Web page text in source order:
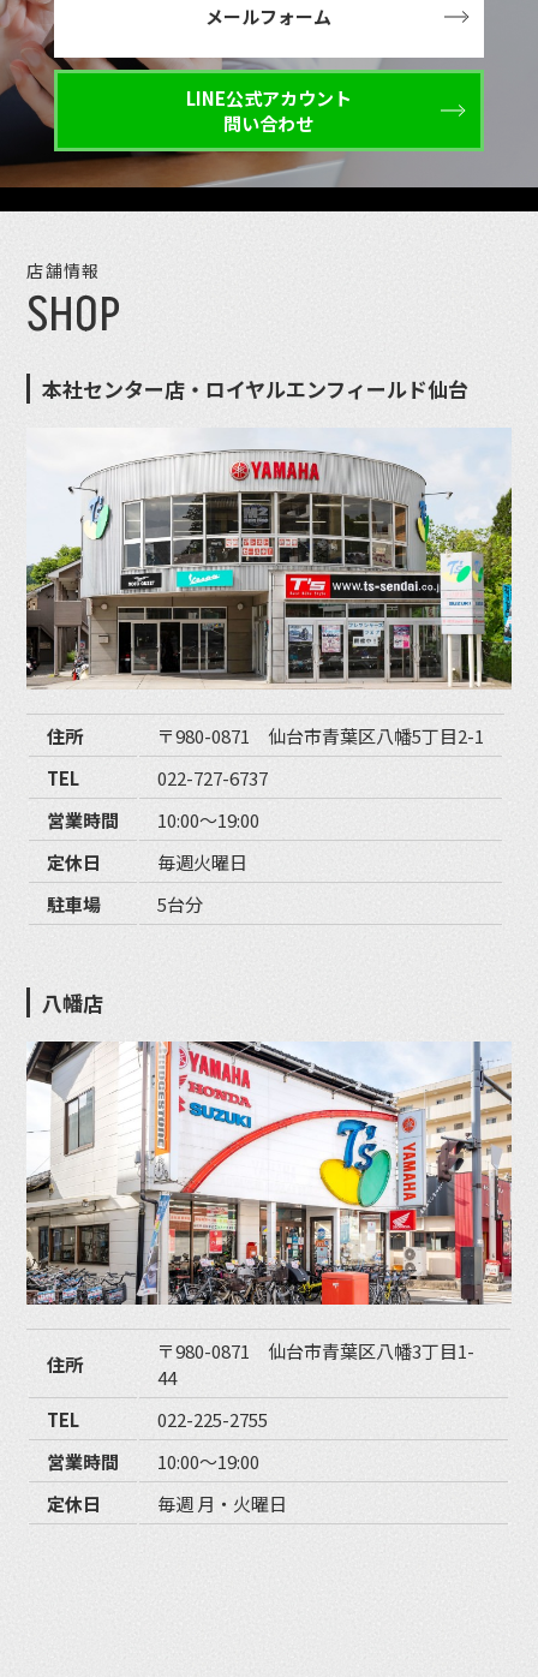
メールフォーム
LINE公式アカウント
問い合わせ
店舗情報
SHOP
本社センター店・ロイヤルエンフィールド仙台
住所
〒980-0871 仙台市青葉区八幡5丁目2-1
TEL
022-727-6737
営業時間
10:00〜19:00
定休日
毎週火曜日
駐車場
5台分
八幡店
住所
〒980-0871 仙台市青葉区八幡3丁目1-
44
TEL
022-225-2755
営業時間
10:00〜19:00
定休日
毎週 月・火曜日